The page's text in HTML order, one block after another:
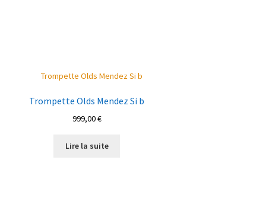
Trompette Olds Mendez Si b
999,00€
Lire la suite